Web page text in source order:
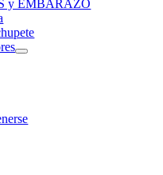
y EMBARAZO